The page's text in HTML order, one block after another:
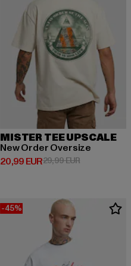
MISTER TEE UPSCALE
New Order Oversize
20,99 EUR
Derzeitiger Preis: 20,99 EUR
29,99 EURAktionspreis:
-45%